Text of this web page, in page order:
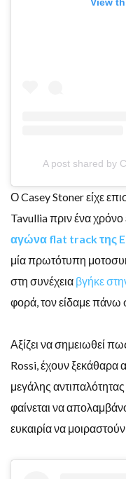
A post shared by
Ο Casey Stoner είχε
Tavullia πριν ένα χρόνο
αγώνα flat track της
μία πρωτότυπη
στη συνέχεια βγήκε
φορά, τον είδαμε πάνω
Αξίζει να σημειωθεί
Rossi, έχουν ξεκάθαρα
μεγάλης
φαίνεται να
ευκαιρία να